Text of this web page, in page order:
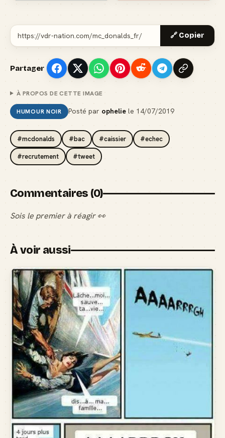
🔗 Copier
Partager
À PROPOS DE CETTE IMAGE
HUMOUR NOIR Posté par opheliele 14/07/2019
#mcdonalds #bac #caissier #echec
#recrutement #tweet
Commentaires (0)
Sois le premier à réagir 👀
À voir aussi